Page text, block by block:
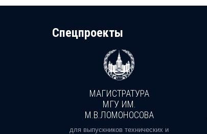
Cпецпроекты
МАГИСТРАТУРА
МГУ ИМ.
М.В.ЛОМОНОСОВА
для выпускников технических и